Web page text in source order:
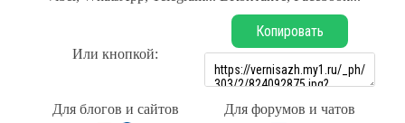
Или кнопкой:
Копировать
Для блогов и сайтов Для форумов и чатов